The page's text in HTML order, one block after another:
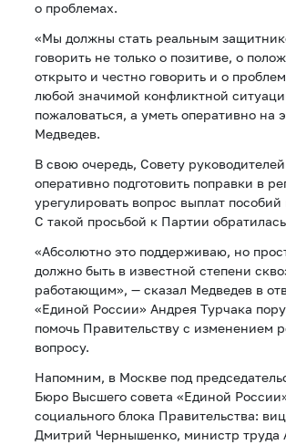
о проблемах.
«Мы должны стать реальным
говорить не только о позитиве, о
открыто и честно говорить и о
любой значимой конфликтной
пожаловаться, а уметь оперативно на
Медведев.
В свою очередь, Совету
оперативно подготовить поправки в
урегулировать вопрос выплат
С такой просьбой к Партии
«Абсолютно это поддерживаю, но
должно быть в известной степени
работающим», — сказал Медведев в
«Единой России» Андрея Турчака
помочь Правительству с изменением
вопросу.
Напомним, в Москве под
Бюро Высшего совета «Единой
социального блока Правительства:
Дмитрий Чернышенко, министр труда